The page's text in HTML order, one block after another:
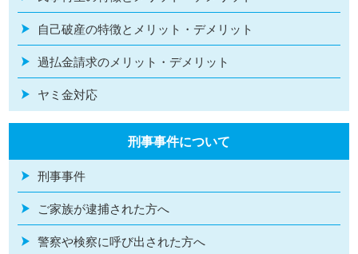
自己破産の特徴とメリット・デメリット
過払金請求のメリット・デメリット
ヤミ金対応
刑事事件について
刑事事件
ご家族が逮捕された方へ
警察や検察に呼び出された方へ